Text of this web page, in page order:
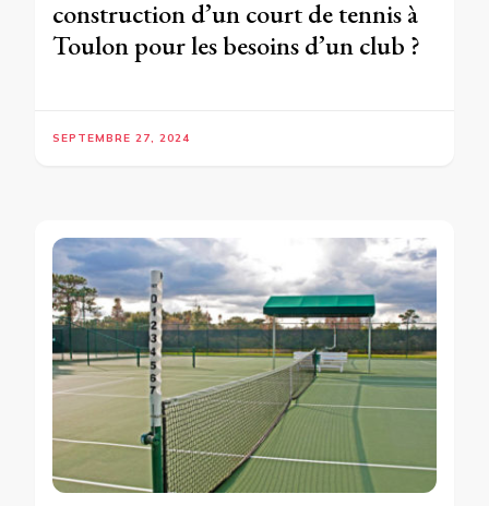
construction d’un court de tennis à
Toulon pour les besoins d’un club ?
SEPTEMBRE 27, 2024